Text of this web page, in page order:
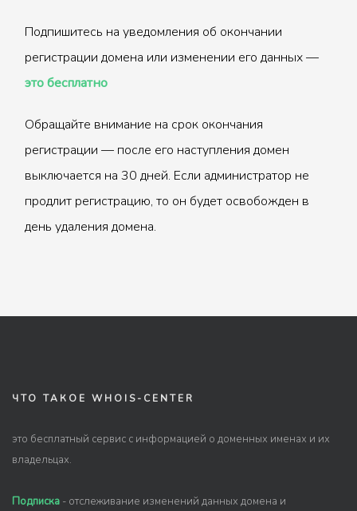
Подпишитесь на уведомления об окончании
регистрации домена или изменении его данных —
это бесплатно
Обращайте внимание на срок окончания
регистрации — после его наступления домен
выключается на 30 дней. Если администратор не
продлит регистрацию, то он будет освобожден в
день удаления домена.
ЧТО ТАКОЕ WHOIS-CENTER
это бесплатный сервис с информацией о доменных именах и их
владельцах.
Подписка - отслеживание изменений данных домена и